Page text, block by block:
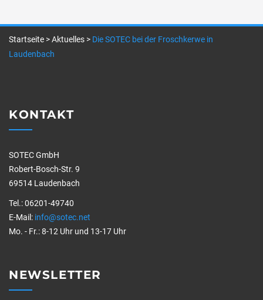
Startseite >Aktuelles > Die SOTEC bei der Froschkerwe in
Laudenbach
KONTAKT
SOTEC GmbH
Robert-Bosch-Str. 9
69514 Laudenbach
Tel.: 06201-49740
E-Mail: info@sotec.net
Mo. - Fr.: 8-12 Uhr und 13-17 Uhr
NEWSLETTER